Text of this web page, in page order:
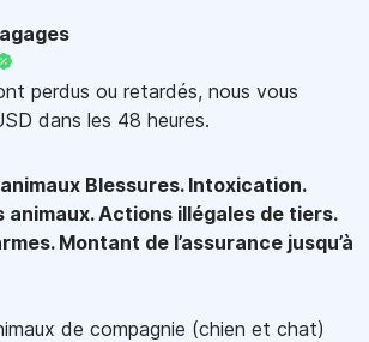
perdus ou retardés, nous vous
dans les 48 heures.
Blessures. Intoxication.
animaux. Actions illégales de tiers.
Montant de l’assurance jusqu’à
de compagnie (chien et chat)